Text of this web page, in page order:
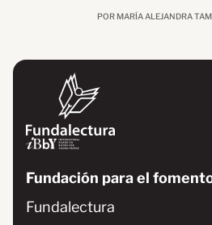
POR MARÍA ALEJANDRA
Fundación para el
Fundalectura